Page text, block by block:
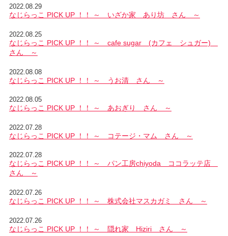
2022.08.29
なじらっこ PICK UP ！！ ～ いざか家 あり坊 さん ～
2022.08.25
なじらっこ PICK UP ！！ ～ cafe sugar (カフェ シュガー)
さん ～
2022.08.08
なじらっこ PICK UP ！！ ～ うお清 さん ～
2022.08.05
なじらっこ PICK UP ！！ ～ あおぎり さん ～
2022.07.28
なじらっこ PICK UP ！！ ～ コテージ・マム さん ～
2022.07.28
なじらっこ PICK UP ！！ ～ パン工房chiyoda ココラッテ店
さん ～
2022.07.26
なじらっこ PICK UP ！！ ～ 株式会社マスカガミ さん ～
2022.07.26
なじらっこ PICK UP ！！ ～ 隠れ家 Hiziri さん ～